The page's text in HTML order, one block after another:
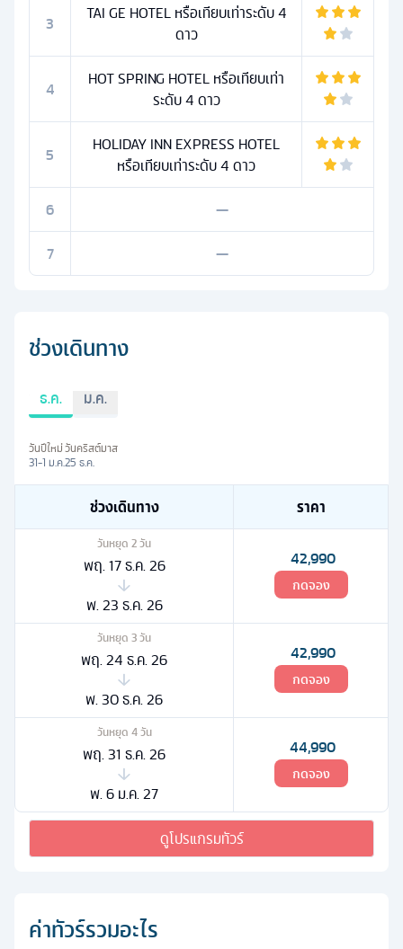
3
TAI GE HOTEL หรือเทียบเท่าระดับ 4
ดาว
4
HOT SPRING HOTEL หรือเทียบเท่า
ระดับ 4 ดาว
5
HOLIDAY INN EXPRESS HOTEL
หรือเทียบเท่าระดับ 4 ดาว
6
—
7
—
ช่วงเดินทาง
ธ.ค. ม.ค.
วันปีใหม่
31-1 ม.ค.
วันคริสต์มาส
25 ธ.ค.
ช่วงเดินทาง ราคา
วันหยุด 2วัน
พฤ. 17 ธ.ค. 26
พ. 23 ธ.ค. 26
42,990
กดจอง
วันหยุด 3วัน
พฤ. 24 ธ.ค. 26
พ. 30 ธ.ค. 26
42,990
กดจอง
วันหยุด 4วัน
พฤ. 31 ธ.ค. 26
พ. 6 ม.ค. 27
44,990
กดจอง
ดูโปรแกรมทัวร์
ค่าทัวร์รวมอะไร